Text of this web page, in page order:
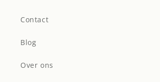
Contact
Blog
Over ons